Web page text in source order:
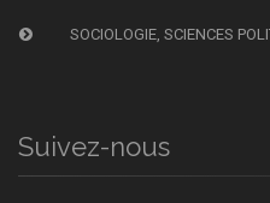
SOCIOLOGIE, SCIENCES
Suivez-nous